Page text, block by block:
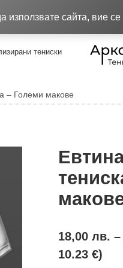
тениски
– Големи макове
18,00 лв. –
10.23 €)
използвате сайта, вие се